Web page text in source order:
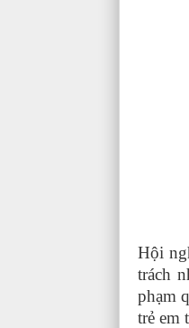
Hội
trách
phạm
trẻ em